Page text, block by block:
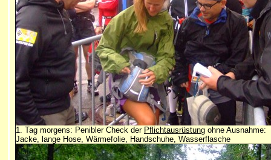
1. Tag morgens: Penibler Check der Pflichtausrüstung ohne Ausnahme:
Jacke, lange Hose, Wärmefolie, Handschuhe, Wasserflasche